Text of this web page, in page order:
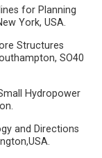
for Planning
York, USA.
Structures
SO40
Hydropower
and Directions